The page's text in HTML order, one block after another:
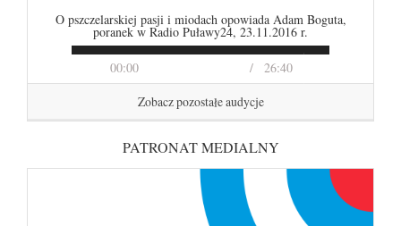
00:00 26:40
O pszczelarskiej pasji i miodach opowiada Adam Boguta,
poranek w Radio Puławy24, 23.11.2016 r.
Zobacz pozostałe audycje
PATRONAT MEDIALNY